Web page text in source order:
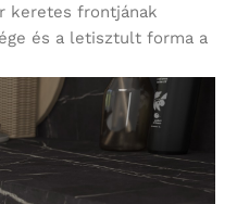
keretes frontjának
és a letisztult forma a